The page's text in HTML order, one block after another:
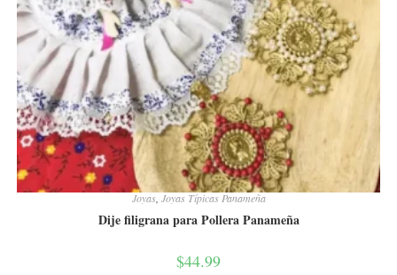
Joyas, Joyas Típicas Panameña
Dije filigrana para Pollera Panameña
$44.99